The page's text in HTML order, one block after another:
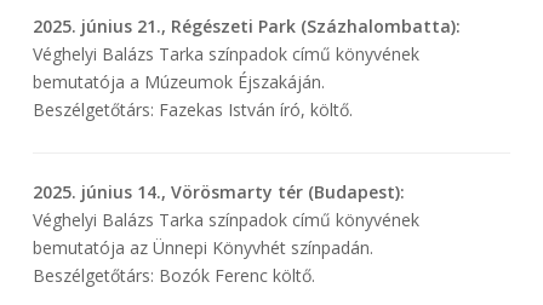
2025. június 21., Régészeti Park (Százhalombatta):
Véghelyi Balázs Tarka színpadok című könyvének
bemutatója a Múzeumok Éjszakáján.
Beszélgetőtárs: Fazekas István író, költő.
2025. június 14., Vörösmarty tér (Budapest):
Véghelyi Balázs Tarka színpadok című könyvének
bemutatója az Ünnepi Könyvhét színpadán.
Beszélgetőtárs: Bozók Ferenc költő.